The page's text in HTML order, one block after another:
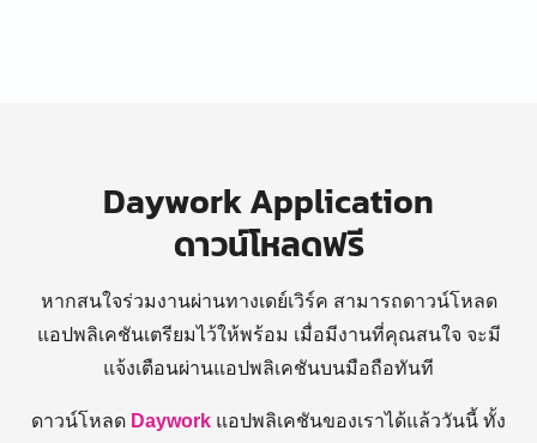
Daywork Application
ดาวน์โหลดฟรี
หากสนใจร่วมงานผ่านทางเดย์เวิร์ค สามารถดาวน์โหลด
แอปพลิเคชันเตรียมไว้ให้พร้อม เมื่อมีงานที่คุณสนใจ จะมี
แจ้งเตือนผ่านแอปพลิเคชันบนมือถือทันที
ดาวน์โหลด Daywork แอปพลิเคชันของเราได้แล้ววันนี้ ทั้ง